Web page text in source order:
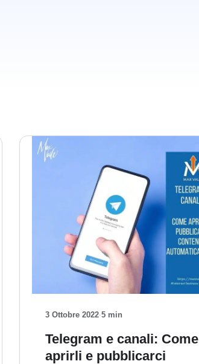
3 Ottobre 2022·5 min
Telegram e canali: Come
aprirli e pubblicarci